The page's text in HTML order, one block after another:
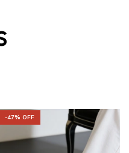
-47% OFF